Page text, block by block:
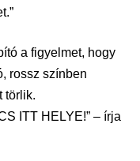
a figyelmet, hogy
rossz színben
törlik.
ITT HELYE!” – írja